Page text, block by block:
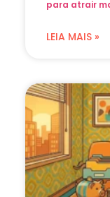
para atrair
LEIA MAIS »